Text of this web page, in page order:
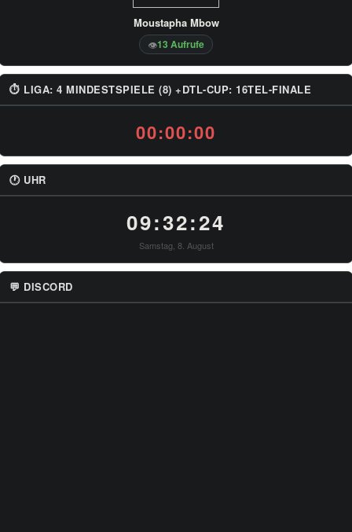
Moustapha Mbow
👁13 Aufrufe
⏱ LIGA: 4 MINDESTSPIELE (8) +DTL-CUP: 16TEL-FINALE
00:00:00
🕐 UHR
09:32:25
Samstag, 8. August
💬 DISCORD